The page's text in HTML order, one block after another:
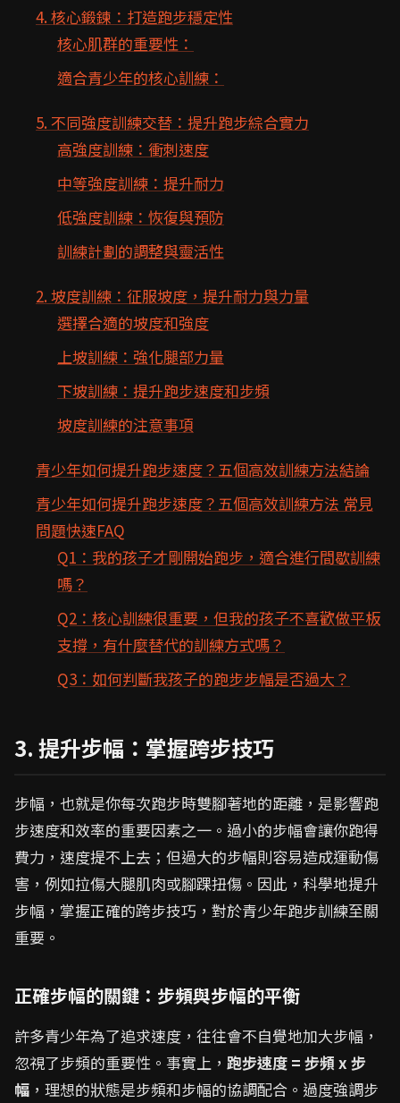
4. 核心鍛鍊：打造跑步穩定性
核心肌群的重要性：
適合青少年的核心訓練：
5. 不同強度訓練交替：提升跑步綜合實力
高強度訓練：衝刺速度
中等強度訓練：提升耐力
低強度訓練：恢復與預防
訓練計劃的調整與靈活性
2. 坡度訓練：征服坡度，提升耐力與力量
選擇合適的坡度和強度
上坡訓練：強化腿部力量
下坡訓練：提升跑步速度和步頻
坡度訓練的注意事項
青少年如何提升跑步速度？五個高效訓練方法結論
青少年如何提升跑步速度？五個高效訓練方法 常見
問題快速FAQ
Q1：我的孩子才剛開始跑步，適合進行間歇訓練
嗎？
Q2：核心訓練很重要，但我的孩子不喜歡做平板
支撐，有什麼替代的訓練方式嗎？
Q3：如何判斷我孩子的跑步步幅是否過大？
3. 提升步幅：掌握跨步技巧
步幅，也就是你每次跑步時雙腳著地的距離，是影響跑
步速度和效率的重要因素之一。過小的步幅會讓你跑得
費力，速度提不上去；但過大的步幅則容易造成運動傷
害，例如拉傷大腿肌肉或腳踝扭傷。因此，科學地提升
步幅，掌握正確的跨步技巧，對於青少年跑步訓練至關
重要。
正確步幅的關鍵：步頻與步幅的平衡
許多青少年為了追求速度，往往會不自覺地加大步幅，
忽視了步頻的重要性。事實上， 跑步速度 = 步頻 x 步
幅 ，理想的狀態是步頻和步幅的協調配合。過度強調步